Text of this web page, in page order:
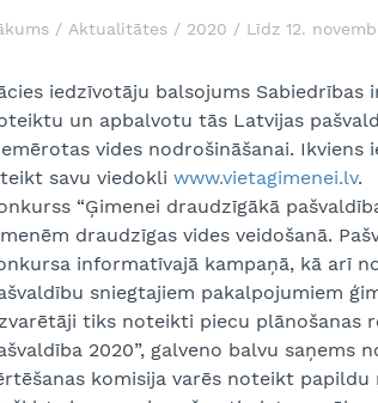
Aktualitātes 2020 Līdz 12.
iedzīvotāju balsojums Sabiedrības
un apbalvotu tās Latvijas
vides nodrošināšanai.
savu viedokli www.vietagimenei.lv.
“Ģimenei draudzīgākā
draudzīgas vides veidošanā.
informatīvajā kampaņā, kā arī
sniegtajiem pakalpojumiem
tiks noteikti piecu plānošanas
2020”, galveno balvu saņems
komisija varēs noteikt papildu